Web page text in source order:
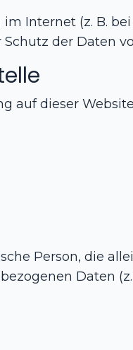
Internet (z. B.
der Daten
auf dieser
Person, die
Daten (z.